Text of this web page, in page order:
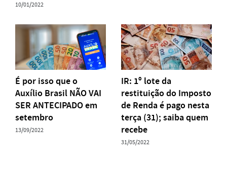
10/01/2022
É por isso que o
Auxílio Brasil NÃO VAI
SER ANTECIPADO em
setembro
13/09/2022
IR: 1º lote da
restituição do Imposto
de Renda é pago nesta
terça (31); saiba quem
recebe
31/05/2022